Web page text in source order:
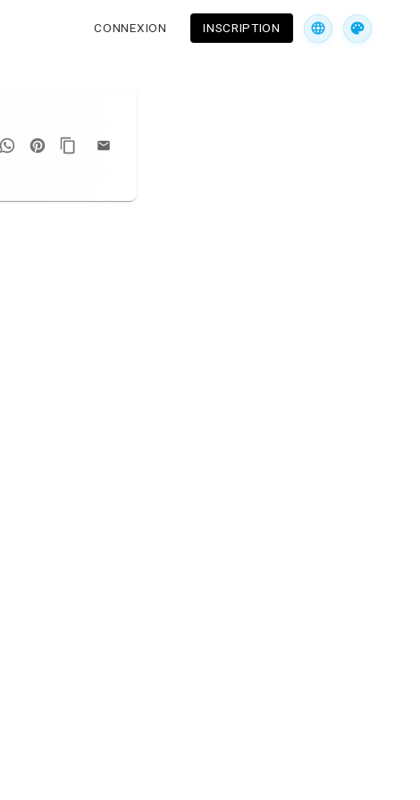
CONNEXION INSCRIPTION